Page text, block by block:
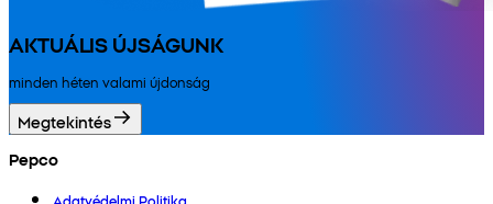
AKTUÁLIS ÚJSÁGUNK
minden héten valami újdonság
Megtekintés
Pepco
Adatvédelmi Politika